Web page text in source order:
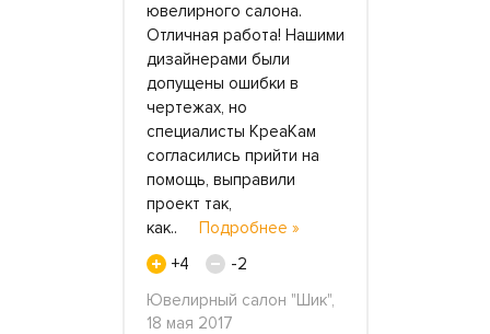
ювелирного салона.
Отличная работа! Нашими
дизайнерами были
допущены ошибки в
чертежах, но
специалисты КреаКам
согласились прийти на
помощь, выправили
проект так,
как.. Подробнее »
+4
-2
Ювелирный салон "Шик",
18 мая 2017